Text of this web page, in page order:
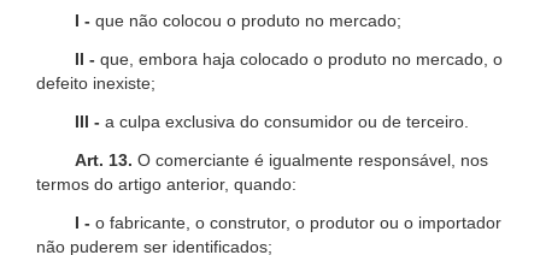
I - que não colocou o produto no mercado;
II - que, embora haja colocado o produto no mercado, o
defeito inexiste;
III - a culpa exclusiva do consumidor ou de terceiro.
Art. 13. O comerciante é igualmente responsável, nos
termos do artigo anterior, quando:
I - o fabricante, o construtor, o produtor ou o importador
não puderem ser identificados;